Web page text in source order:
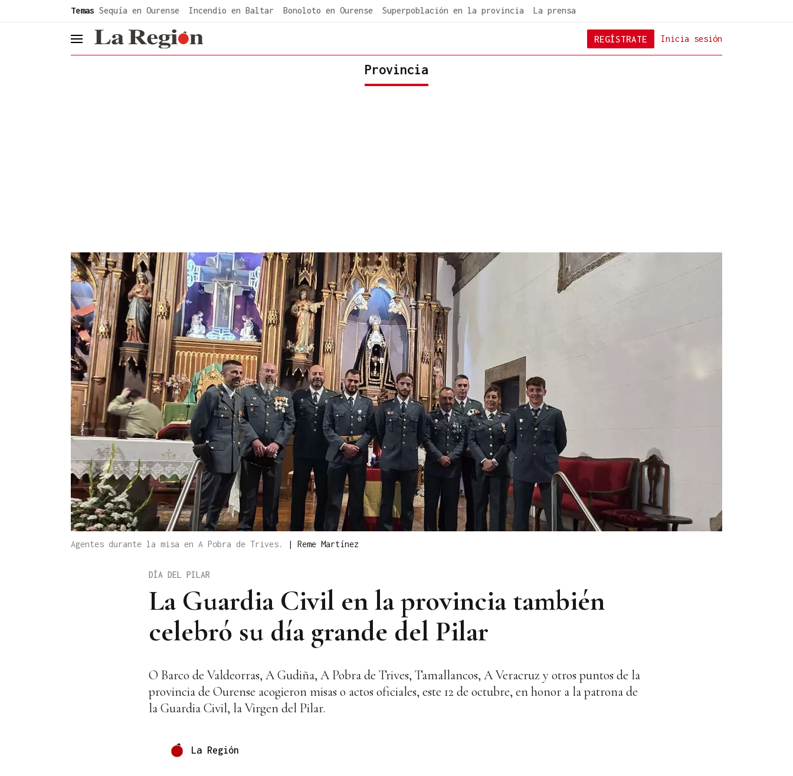
Temas Sequía en Ourense Incendio en Baltar Bonoloto en Ourense Superpoblación en la provincia La prensa
header.menu.open Inicia sesión
REGÍSTRATE
Provincia
Agentes durante la misa en A Pobra de Trives. | Reme Martínez
La Guardia Civil en la provincia también
celebró su día grande del Pilar
DÍA DEL PILAR
O Barco de Valdeorras, A Gudiña, A Pobra de Trives, Tamallancos, A Veracruz y otros puntos de la
provincia de Ourense acogieron misas o actos oficiales, este 12 de octubre, en honor a la patrona de
la Guardia Civil, la Virgen del Pilar.
La Región